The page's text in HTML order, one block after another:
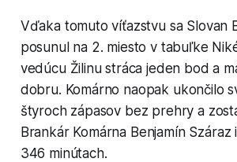
Vďaka tomuto víťazstvu sa Slovan
posunul na 2. miesto v tabuľke
vedúcu Žilinu stráca jeden bod a
dobru. Komárno naopak ukončilo
štyroch zápasov bez prehry a
Brankár Komárna Benjamín
346 minútach.